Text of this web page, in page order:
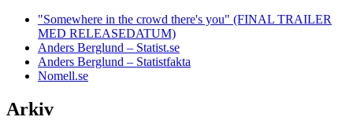
"Somewhere in the crowd there's you" (FINAL TRAILER
MED RELEASEDATUM)
Anders Berglund – Statist.se
Anders Berglund – Statistfakta
Nomell.se
Arkiv